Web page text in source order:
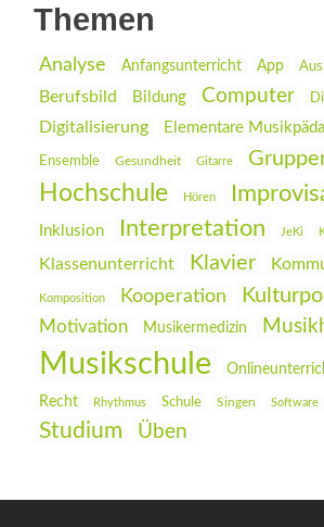
Themen
Analyse Anfangsunterricht App
Berufsbild Bildung Computer
Digitalisierung Elementare
Ensemble Gesundheit Gitarre
Hochschule Hören
Inklusion Interpretation JeKi
Klassenunterricht Klavier
Komposition Kooperation
Motivation Musikermedizin
Musikschule
Recht Rhythmus Schule Singen Software
Studium Üben